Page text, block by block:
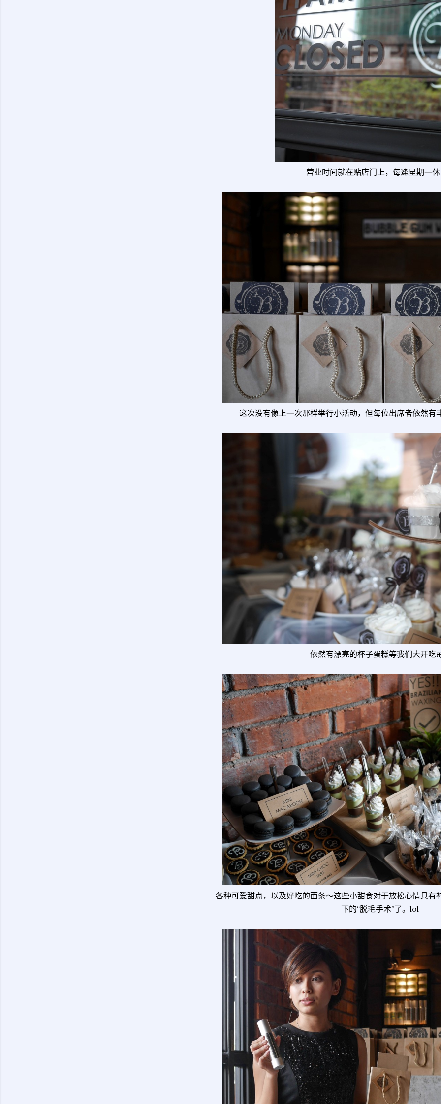
营业时间就在贴店门上，每逢星期一
这次没有像上一次那样举行小活动，但每位出席者依然有
依然有漂亮的杯子蛋糕等我们大开吃
各种可爱甜点，以及好吃的面条～这些小甜食对于放松心情具有
下的“脱毛手术”了。lol